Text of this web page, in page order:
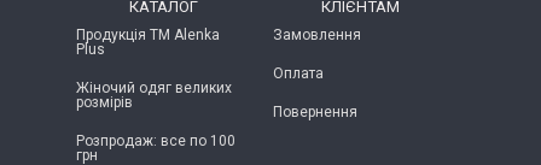
КАТАЛОГ
Продукція ТМ Alenka
Plus
Жіночий одяг великих
розмірів
Розпродаж: все по 100
грн
КЛІЄНТАМ
Замовлення
Оплата
Повернення